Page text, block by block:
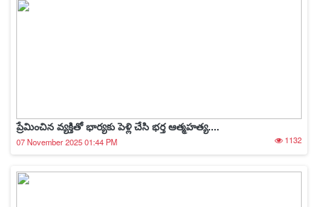
ప్రేమించిన వ్యక్తితో భార్యకు పెళ్లి చేసి భర్త ఆత్మహత్య....
07 November 2025 01:44 PM 1132